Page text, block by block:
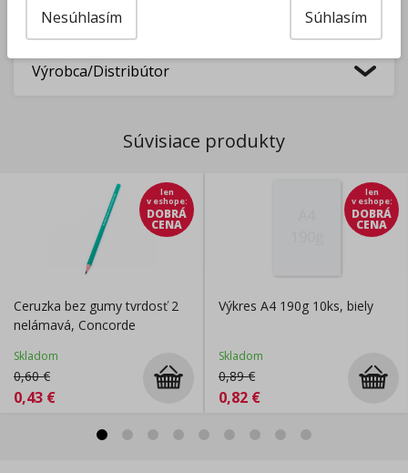
Výrobca/Distribútor
Súvisiace produkty
len
v eshope:
DOBRÁ
CENA
Ceruzka bez gumy tvrdosť 2
nelámavá, Concorde
Skladom
0,60€
0,43 €
len
v eshope:
DOBRÁ
CENA
Výkres A4 190g 10ks, biely
Skladom
0,89€
0,82 €
Súhlasím
Nesúhlasím